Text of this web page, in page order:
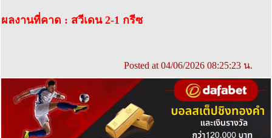
ผลงานที่คาด : สวีเดน 2-1 กรีซ
Posted at 04/06/2026 08:25:23 น.